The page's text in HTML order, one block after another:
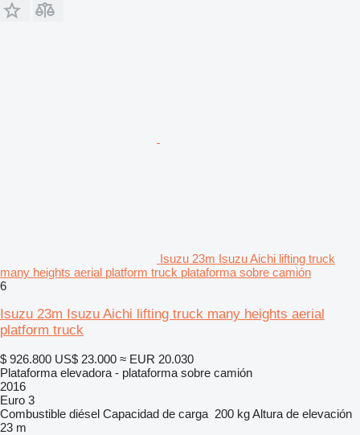
Isuzu 23m Isuzu Aichi lifting truck
many heights aerial platform truck plataforma sobre camión
6
Isuzu 23m Isuzu Aichi lifting truck many heights aerial
platform truck
$ 926.800 US$ 23.000 ≈ EUR 20.030
Plataforma elevadora - plataforma sobre camión
2016
Euro 3
Combustible diésel Capacidad de carga 200 kgAltura de elevación
23 m